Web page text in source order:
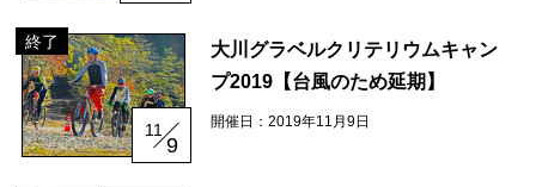
村の特産品「土佐はちきん地鶏」など各種物産をご紹介！
体験・イベント
終了
11
9
大川グラベルクリテリウムキャン
プ2019【台風のため延期】
開催日：2019年11月9日